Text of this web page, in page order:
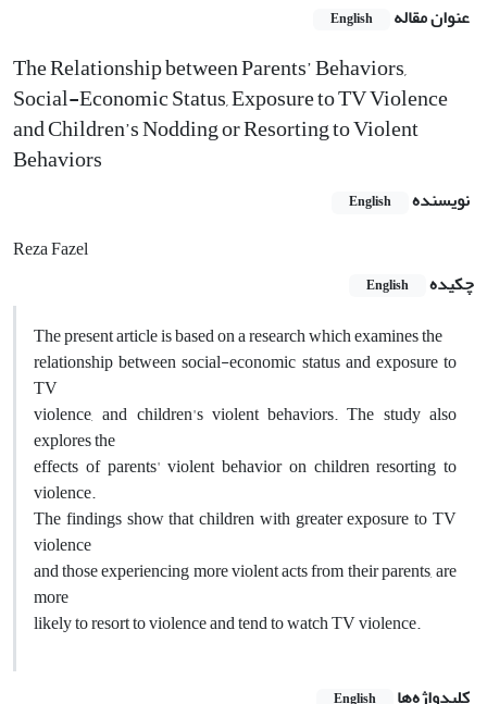
عنوان مقاله English
The Relationship between Parents’ Behaviors,
Social-Economic Status, Exposure to TV Violence
and Children’s Nodding or Resorting to Violent
Behaviors
نویسنده English
Reza Fazel
چکیده
English
The present article is based on a research which examines the
relationship between social-economic status and exposure to
TV
violence, and children's violent behaviors. The study also
explores the
effects of parents' violent behavior on children resorting to
violence.
The findings show that children with greater exposure to TV
violence
and those experiencing more violent acts from their parents, are
more
likely to resort to violence and tend to watch TV violence.
کلیدواژه‌ها English